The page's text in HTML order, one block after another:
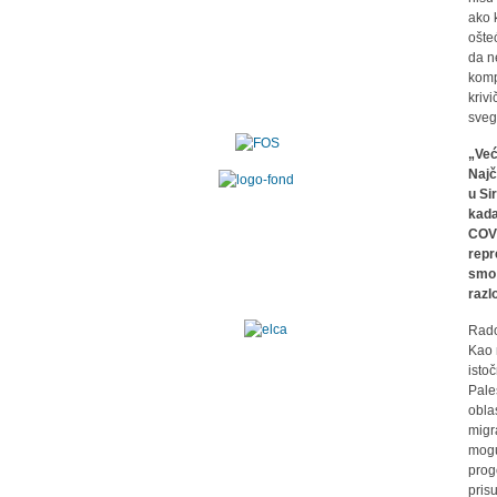
ako
da
u